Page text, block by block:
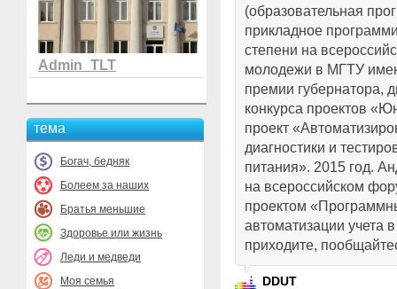
Admin_TLT
тема
Богач, бедняк
Болеем за наших
Братья меньшие
Здоровье или жизнь
Леди и медведи
Моя семья
(образовательная
прикладное
степени на
молодежи в МГТУ
премии губернатора,
конкурса проектов
проект
диагностики и
питания». 2015 год.
на всероссийском
проектом
автоматизации учета
приходите,
DDUT